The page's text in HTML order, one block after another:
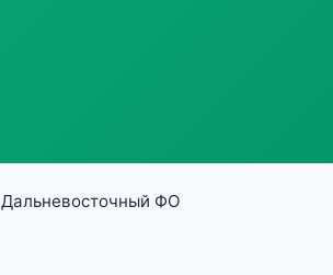
Дальневосточный ФО